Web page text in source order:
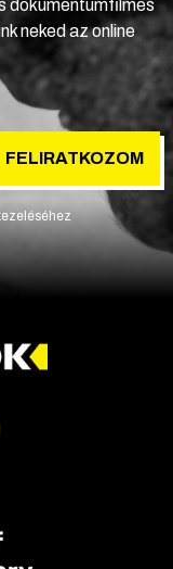
dokumentumfilmes
neked az online
FELIRATKOZOM